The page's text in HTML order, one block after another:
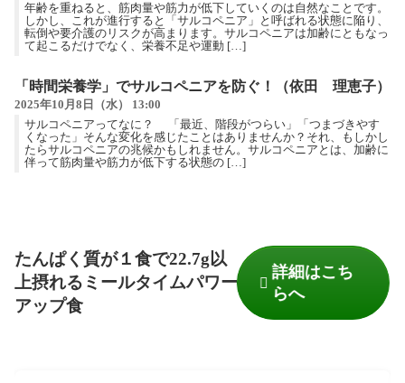
年齢を重ねると、筋肉量や筋力が低下していくのは自然なことです。
しかし、これが進行すると「サルコペニア」と呼ばれる状態に陥り、
転倒や要介護のリスクが高まります。サルコペニアは加齢にともなっ
て起こるだけでなく、栄養不足や運動 […]
「時間栄養学」でサルコペニアを防ぐ！（依田 理恵子）
2025年10月8日（水） 13:00
サルコペニアってなに？ 「最近、階段がつらい」「つまづきやす
くなった」そんな変化を感じたことはありませんか？それ、もしかし
たらサルコペニアの兆候かもしれません。サルコペニアとは、加齢に
伴って筋肉量や筋力が低下する状態の […]
たんぱく質が１食で22.7g以
上摂れるミールタイムパワー
アップ食
詳細はこち
らへ